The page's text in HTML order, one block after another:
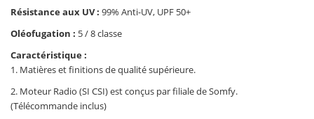
Résistance aux UV : 99% Anti-UV, UPF 50+
Oléofugation : 5 / 8 classe
Caractéristique :
1. Matières et finitions de qualité supérieure.
2. Moteur Radio (SI CSI) est conçus par filiale de Somfy.
(Télécommande inclus)